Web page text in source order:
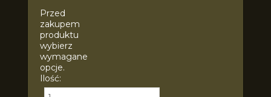
Przed
zakupem
produktu
wybierz
wymagane
opcje.
Ilość: